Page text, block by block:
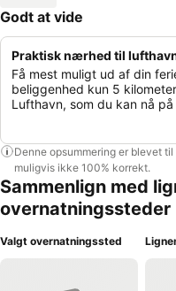
Godt at vide
Praktisk nærhed til
Få mest muligt ud af din
beliggenhed kun 5
Lufthavn, som du kan nå
Denne opsummering er blevet
muligvis ikke 100% korrekt.
Sammenlign med
overnatningssteder
Valgt overnatningssted